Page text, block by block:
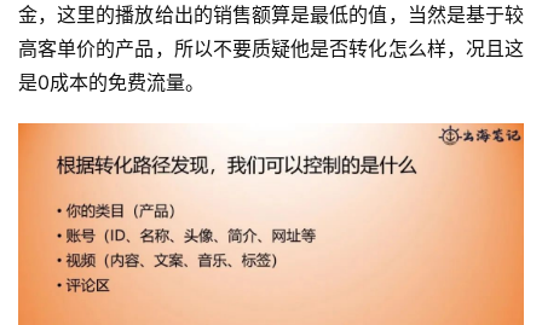
金，这里的播放给出的销售额算是最低的值，当然是基于较
高客单价的产品，所以不要质疑他是否转化怎么样，况且这
是0成本的免费流量。